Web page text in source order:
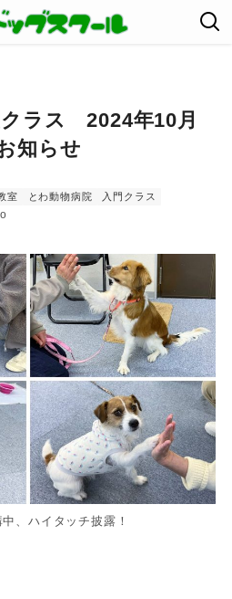
クラス 2024年10月
知らせ
室 とわ動物病院 入門クラス
、ハイタッチ披露！